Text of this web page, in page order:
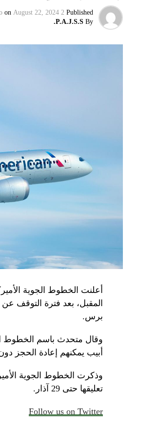
Published
2 years ago
on August 22, 2024
By
P.A.J.S.S.
أعلنت الخطوط الجوية
المقبل، بعد فترة التوقف
برس.
وقال متحدث باسم الخطوط
أبيب يمكنهم إعادة الحجز
وذكرت الخطوط الجوية
تعليقها حتى 29 آذار.
Follow us on Twitter